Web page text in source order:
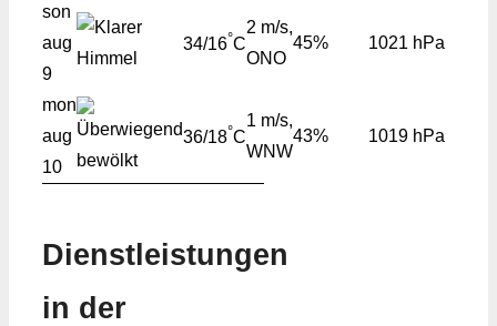
son
aug
9
34/16°C
2 m/s,
ONO
45% 1021 hPa
mon
aug
10
36/18°C
1 m/s,
WNW
43% 1019 hPa
Dienstleistungen
in der